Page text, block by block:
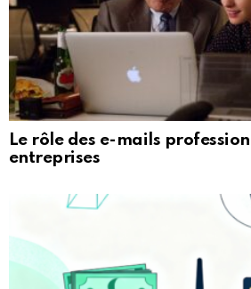
Le rôle des e-mails
entreprises